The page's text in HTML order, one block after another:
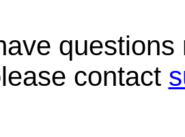
contact